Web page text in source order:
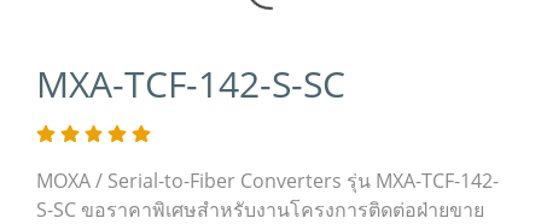
MXA-TCF-142-S-SC
MOXA / Serial-to-Fiber Converters รุ่น MXA-TCF-142-
S-SC ขอราคาพิเศษสำหรับงานโครงการติดต่อฝ่ายขาย